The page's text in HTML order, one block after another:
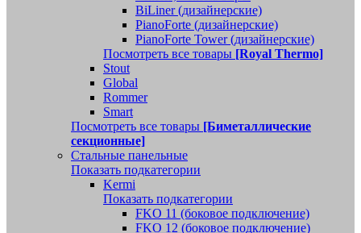
BiLiner (дизайнерские)
PianoForte (дизайнерские)
PianoForte Tower (дизайнерские)
Посмотреть все товары [Royal Thermo]
Stout
Global
Rommer
Smart
Посмотреть все товары [Биметаллические
секционные]
Стальные панельные
Показать подкатегории
Kermi
Показать подкатегории
FKO 11 (боковое подключение)
FKO 12 (боковое подключение)